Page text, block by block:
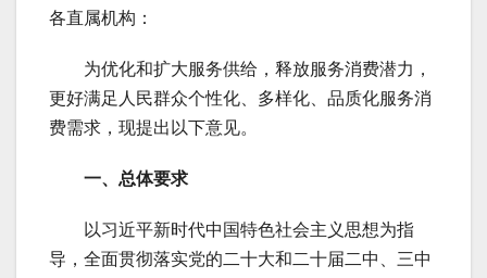
各直属机构：
为优化和扩大服务供给，释放服务消费潜力，
更好满足人民群众个性化、多样化、品质化服务消
费需求，现提出以下意见。
一、总体要求
以习近平新时代中国特色社会主义思想为指
导，全面贯彻落实党的二十大和二十届二中、三中